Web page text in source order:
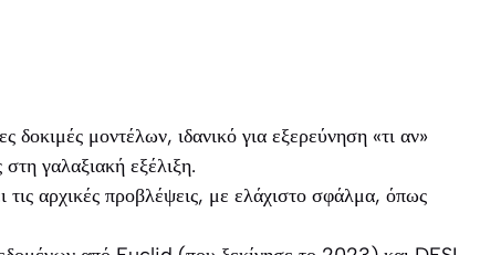
δοκιμές μοντέλων, ιδανικό για εξερεύνηση «τι αν»
γαλαξιακή εξέλιξη.
τις αρχικές προβλέψεις, με ελάχιστο σφάλμα, όπως